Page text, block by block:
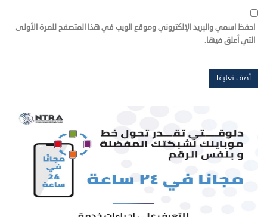
احفظ اسمي والبريد الإلكتروني وموقع الويب في هذا المتصفح للمرة الأولى
التي أعلق فيها.